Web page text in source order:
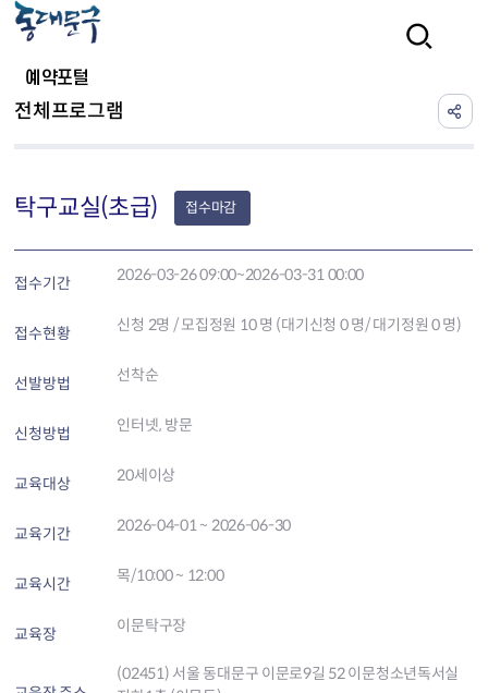
예약포털
전체프로그램
탁구교실(초급) 접수마감
접수기간 2026-03-26 09:00~2026-03-31 00:00
접수현황 신청 2명 / 모집정원 10 명 (대기신청 0 명/ 대기정원 0 명)
선발방법 선착순
신청방법 인터넷, 방문
교육대상 20세이상
교육기간 2026-04-01 ~ 2026-06-30
교육시간 목/10:00 ~ 12:00
교육장 이문탁구장
(02451) 서울 동대문구 이문로9길 52 이문청소년독서실